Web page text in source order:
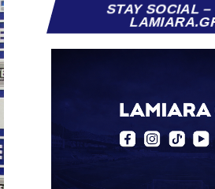
STAY SOCIAL –